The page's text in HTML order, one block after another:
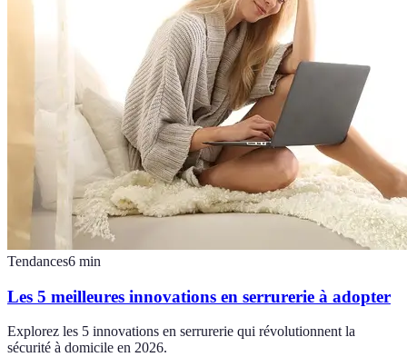
Tendances6 min
Les 5 meilleures innovations en serrurerie à adopter
Explorez les 5 innovations en serrurerie qui révolutionnent la
sécurité à domicile en 2026.